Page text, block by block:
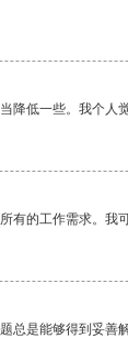
降低一些。我个人
有的工作需求。我
总是能够得到妥善